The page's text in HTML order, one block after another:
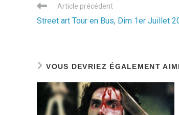
Read
articles
Article précédent
Street art Tour en Bus, Dim 1er Juillet
VOUS DEVRIEZ ÉGALEMENT